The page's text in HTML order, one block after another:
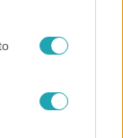
vártak a
Egy